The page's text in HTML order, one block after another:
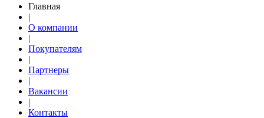
Главная
|
О компании
|
Покупателям
|
Партнеры
|
Вакансии
|
Контакты